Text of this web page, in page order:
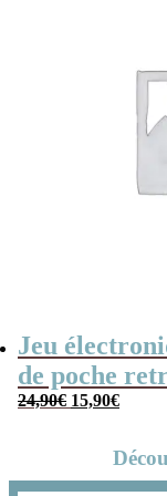
Jeu
de poche
Console
24,90€ Le
prix
15,90€Le
prix